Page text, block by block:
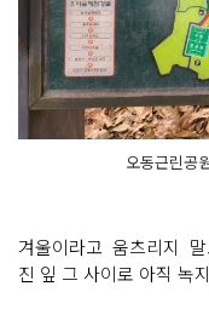
오동근린공
겨울이라고 움츠리지
진 잎 그 사이로 아직 녹